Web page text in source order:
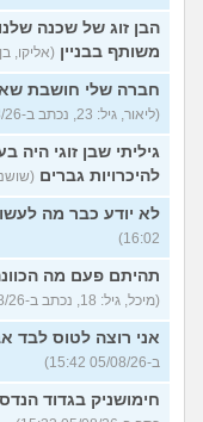
הבן זוג של שכנה
משותף בבניין (אליקו, בן 34, כתב לפני כ-6 שעות)
חברה שלי חושבת
(ליאור, גיל: 23, נכתב ב-05/08/26 16:22)
גיליתי שבן זוגי היה
להיכרויות גברים (שושנה, בת 37,
לא יודע כבר מה
16:02)
תהיתם פעם מה
(מיכל, גיל: 18, נכתב ב-05/08/26 15:51)
אני רוצה לטוס לבד
ב-05/08/26 15:42)
חימושניק בגדוד הנדסה